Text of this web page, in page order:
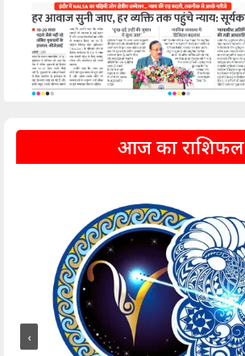
आज का राशिफल
‹